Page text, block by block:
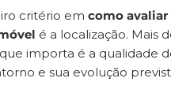
critério em como avaliar
é a localização. Mais
importa é a qualidade
e sua evolução